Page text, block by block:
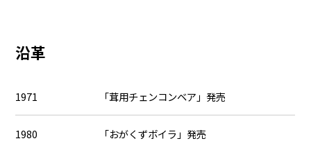
沿革
1971 「茸用チェンコンベア」発売
1980 「おがくずボイラ」発売